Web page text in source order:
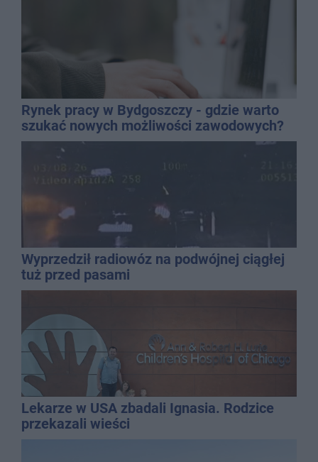
Rynek pracy w Bydgoszczy - gdzie warto
szukać nowych możliwości zawodowych?
Wyprzedził radiowóz na podwójnej ciągłej
tuż przed pasami
Lekarze w USA zbadali Ignasia. Rodzice
przekazali wieści